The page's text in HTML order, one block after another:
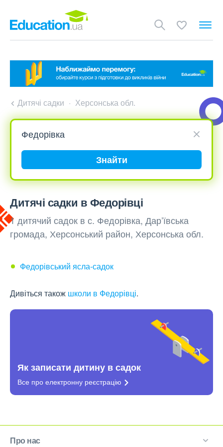
Дитячі садки Херсонська обл.
Знайти
Дитячі садки в Федорівці
1 дитячий садок в с. Федорівка, Дар’ївська
громада, Херсонський район, Херсонська обл.
Федорівський ясла-садок
Дивіться також школи в Федорівці.
Як записати дитину в садок
Все про електронну реєстрацію
Про нас